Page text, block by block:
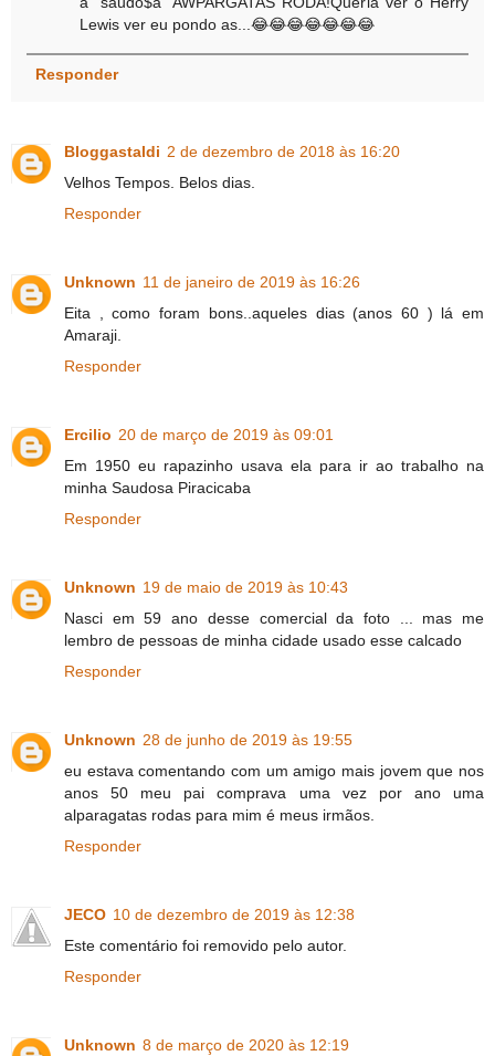
Lewis ver eu pondo as...😂😂😂😂😂😂😂
Responder
Bloggastaldi 2 de dezembro de 2018 às 16:20
Velhos Tempos. Belos dias.
Responder
Unknown 11 de janeiro de 2019 às 16:26
Eita , como foram bons..aqueles dias (anos 60 ) lá em
Amaraji.
Responder
Ercilio 20 de março de 2019 às 09:01
Em 1950 eu rapazinho usava ela para ir ao trabalho na
minha Saudosa Piracicaba
Responder
Unknown 19 de maio de 2019 às 10:43
Nasci em 59 ano desse comercial da foto ... mas me
lembro de pessoas de minha cidade usado esse calcado
Responder
Unknown 28 de junho de 2019 às 19:55
eu estava comentando com um amigo mais jovem que nos
anos 50 meu pai comprava uma vez por ano uma
alparagatas rodas para mim é meus irmãos.
Responder
JECO 10 de dezembro de 2019 às 12:38
Este comentário foi removido pelo autor.
Responder
Unknown 8 de março de 2020 às 12:19